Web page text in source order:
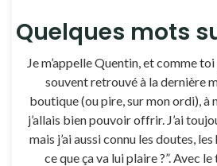
Quelques mots
Je m’appelle Quentin, et comme
souvent retrouvé à la dernière
boutique (ou pire, sur mon ordi), à
j’allais bien pouvoir offrir. J’ai
mais j’ai aussi connu les doutes,
ce que ça va lui plaire ?”. Avec